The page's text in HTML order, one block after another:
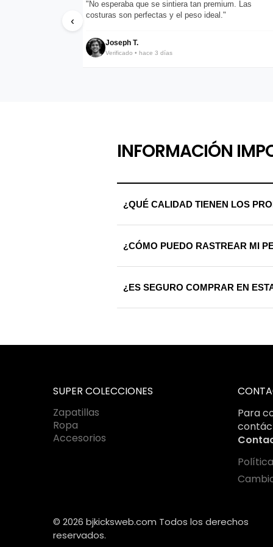
‹
"No esperaba que se sintiera tan premium. Las
costuras son perfectas y el peso ideal."
Joseph T.
Verificado • hace 3 días
INFORMACIÓN
¿QUÉ CALIDAD TIENEN LOS
calidad riguroso antes de ser
¿CÓMO PUEDO RASTREAR MI
que sepas exactamente dónde se
¿ES SEGURO COMPRAR EN
SUPER COLECCIONES
Zapatillas
Ropa
Accesorios
Para
© 2026 bjkicksweb.com Todos los derechos
reservados.